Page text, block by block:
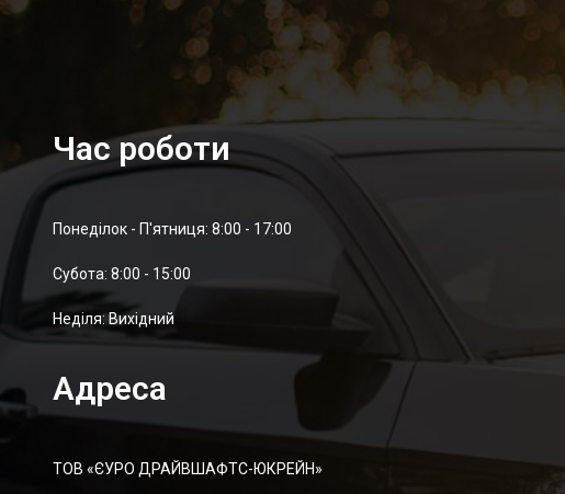
Час роботи
Понеділок - П'ятниця: 8:00 - 17:00
Суботa: 8:00 - 15:00
Неділя: Вихідний
Адреса
ТОВ «ЄУРО ДРАЙВШАФТC-ЮКРЕЙН»